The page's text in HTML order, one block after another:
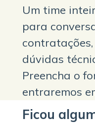
Um time
para
dúvidas
Preencha o
entraremos
Ficou